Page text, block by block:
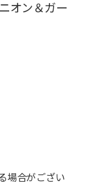
オン＆ガー
場合がござい